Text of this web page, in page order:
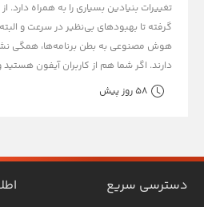
تغییرات بنیادین بسیاری را به همراه دارد.
گرفته تا بهبودهای بی‌نظیر در سرعت و
هوش مصنوعی به بطن برنامه‌ها، همگی
دارند. اگر شما هم از کاربران آیفون هستید
58 روز پیش
دسترسی سریع